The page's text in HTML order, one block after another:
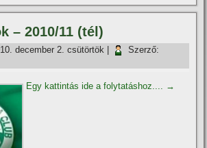
– 2010/11 (tél)
december 2. csütörtök
Szerző:
Egy kattintás ide a folytatáshoz.... →